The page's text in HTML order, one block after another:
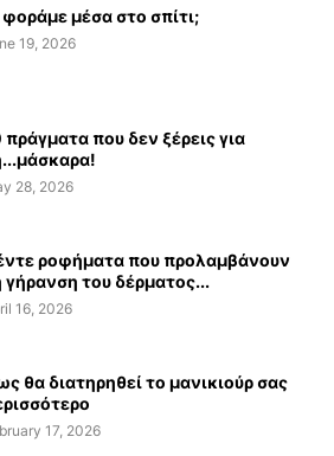
φοράμε μέσα στο σπίτι;
19, 2026
πράγματα που δεν ξέρεις για
28, 2026
ροφήματα που προλαμβάνουν
γήρανση του δέρματος...
16, 2026
θα διατηρηθεί το μανικιούρ σας
17, 2026